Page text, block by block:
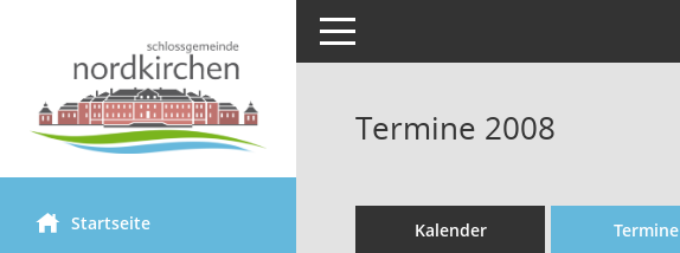
Startseite
Toggle navigation
Termine 2008
Kalender Termine